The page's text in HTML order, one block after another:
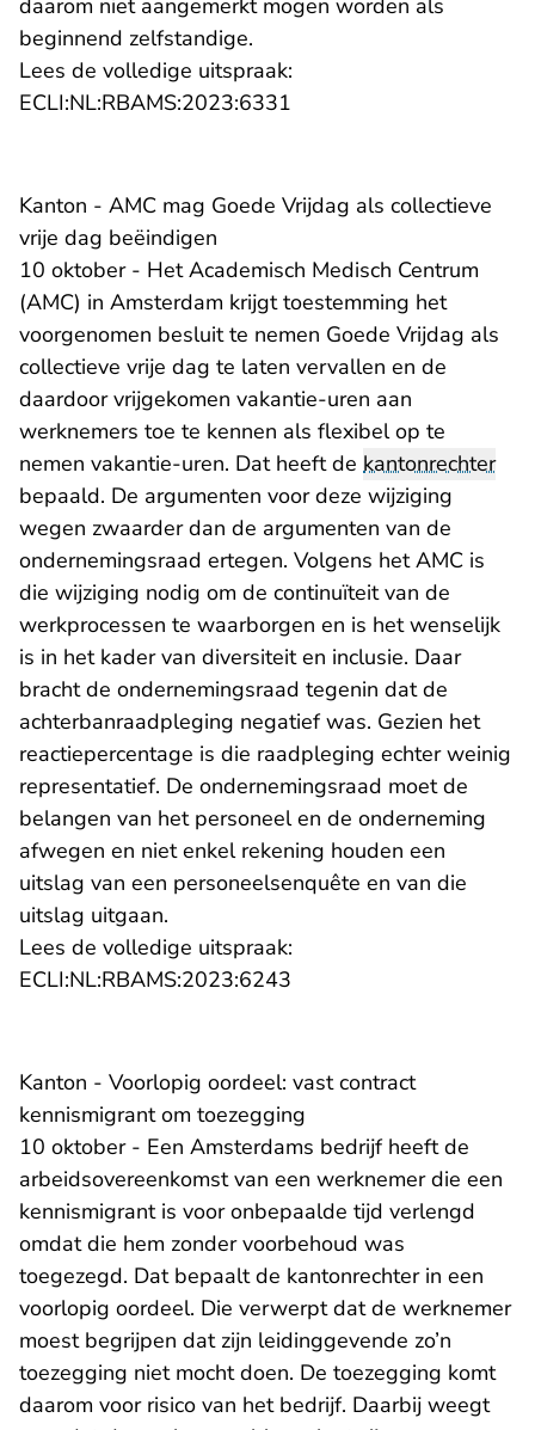
daarom niet aangemerkt mogen worden als
beginnend zelfstandige.
Lees de volledige uitspraak:
ECLI:NL:RBAMS:2023:6331
Kanton - AMC mag Goede Vrijdag als collectieve
vrije dag beëindigen
10 oktober - Het Academisch Medisch Centrum
(AMC) in Amsterdam krijgt toestemming het
voorgenomen besluit te nemen Goede Vrijdag als
collectieve vrije dag te laten vervallen en de
daardoor vrijgekomen vakantie-uren aan
werknemers toe te kennen als flexibel op te
nemen vakantie-uren. Dat heeft de kantonrechter
bepaald. De argumenten voor deze wijziging
wegen zwaarder dan de argumenten van de
ondernemingsraad ertegen. Volgens het AMC is
die wijziging nodig om de continuïteit van de
werkprocessen te waarborgen en is het wenselijk
is in het kader van diversiteit en inclusie. Daar
bracht de ondernemingsraad tegenin dat de
achterbanraadpleging negatief was. Gezien het
reactiepercentage is die raadpleging echter weinig
representatief. De ondernemingsraad moet de
belangen van het personeel en de onderneming
afwegen en niet enkel rekening houden een
uitslag van een personeelsenquête en van die
uitslag uitgaan.
Lees de volledige uitspraak:
ECLI:NL:RBAMS:2023:6243
Kanton - Voorlopig oordeel: vast contract
kennismigrant om toezegging
10 oktober - Een Amsterdams bedrijf heeft de
arbeidsovereenkomst van een werknemer die een
kennismigrant is voor onbepaalde tijd verlengd
omdat die hem zonder voorbehoud was
toegezegd. Dat bepaalt de kantonrechter in een
voorlopig oordeel. Die verwerpt dat de werknemer
moest begrijpen dat zijn leidinggevende zo’n
toezegging niet mocht doen. De toezegging komt
daarom voor risico van het bedrijf. Daarbij weegt